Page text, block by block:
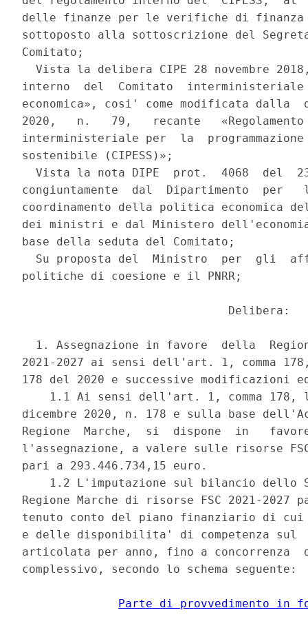
Parte di provvedimento in